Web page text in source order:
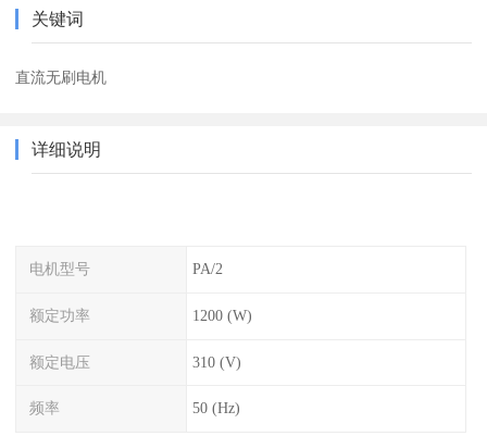
关键词
直流无刷电机
详细说明
电机型号 PA/2
额定功率 1200 (W)
额定电压 310 (V)
频率 50 (Hz)